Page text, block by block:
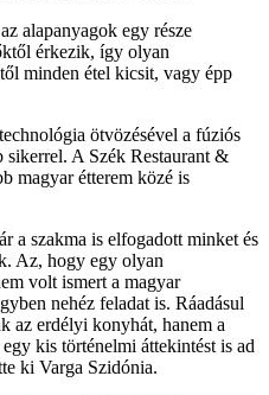
alapanyagok egy része
érkezik, így olyan
minden étel kicsit, vagy épp
ötvözésével a fúziós
A Szék Restaurant &
magyar étterem közé is
a szakma is elfogadott minket és
Az, hogy egy olyan
volt ismert a magyar
nehéz feladat is. Ráadásul
az erdélyi konyhát, hanem a
kis történelmi áttekintést is ad
ki Varga Szidónia.